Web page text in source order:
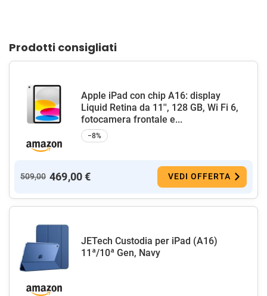
Prodotti consigliati
Apple iPad con chip A16: display
Liquid Retina da 11'', 128 GB, Wi Fi 6,
fotocamera frontale e...
−8%
509,00 469,00 € VEDI OFFERTA
JETech Custodia per iPad (A16)
11ª/10ª Gen, Navy